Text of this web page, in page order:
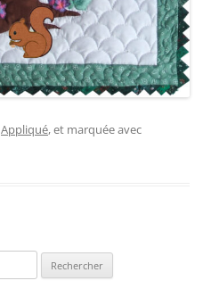
Appliqué, et marquée avec